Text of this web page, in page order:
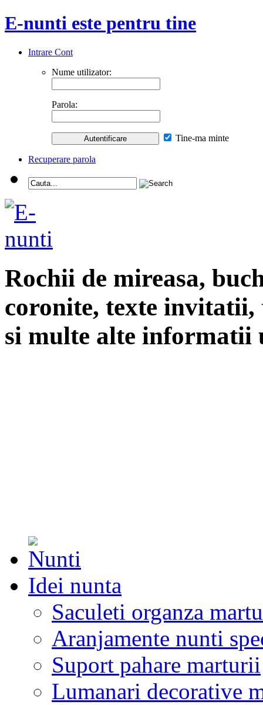
E-nunti este pentru tine
Intrare Cont
Nume utilizator:
Parola:
Tine-ma minte
Recuperare parola
Rochii de mireasa,
coronite, texte
si multe alte informatii
Idei nunta
Saculeti organza
Aranjamente nunti
Suport pahare marturii
Lumanari decorative